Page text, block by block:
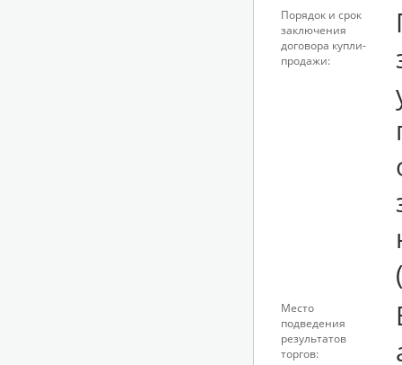
Порядок и срок
заключения
договора купли-
продажи:
Место
подведения
результатов
торгов: